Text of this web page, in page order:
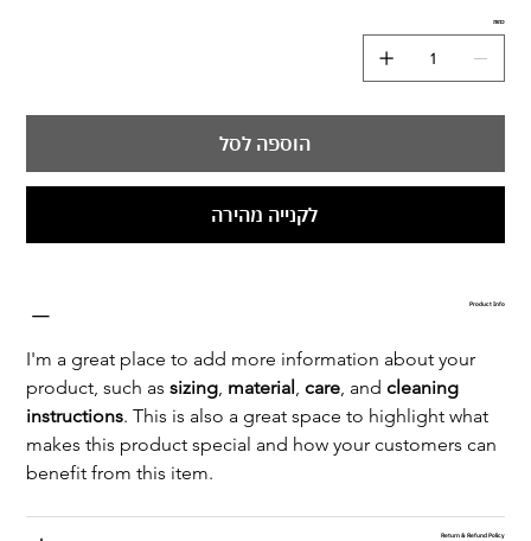
כמות
הוספה לסל
לקנייה מהירה
Product Info
I'm a great place to add more information about your
product, such as sizing, material , care, and cleaning
instructions. This is also a great space to highlight what
makes this product special and how your customers can
benefit from this item.
Return & Refund Policy